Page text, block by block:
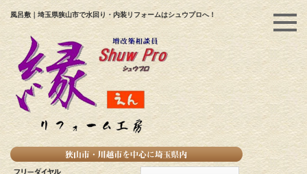
風呂敷｜埼玉県狭山市で水回り・内装リフォームはシュウプロへ！